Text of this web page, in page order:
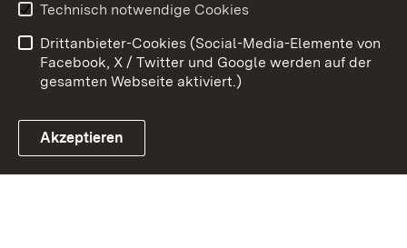
Link zum Landesportal
Barrierefreiheit
Impressum Cookies
Technisch notwendige Cookies
Drittanbieter-Cookies (Social-Media-Elemente von
Facebook, X / Twitter und Google werden auf der
gesamten Webseite aktiviert.)
Akzeptieren